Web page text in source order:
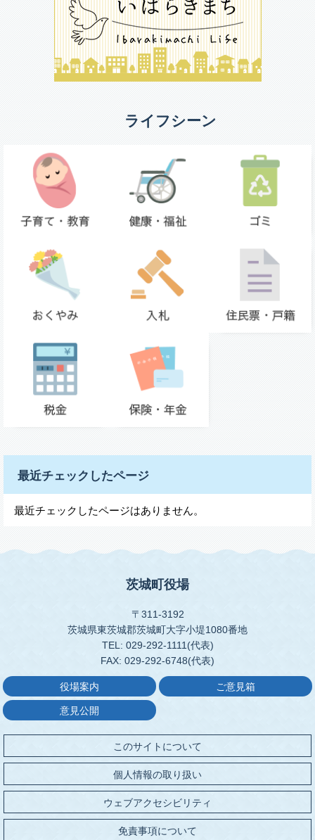
ライフシーン
最近チェックしたページ
最近チェックしたページはありません。
茨城町役場
〒311-3192
茨城県東茨城郡茨城町大字小堤1080番地
TEL: 029-292-1111(代表)
FAX: 029-292-6748(代表)
役場案内 ご意見箱
意見公開
このサイトについて
個人情報の取り扱い
ウェブアクセシビリティ
免責事項について